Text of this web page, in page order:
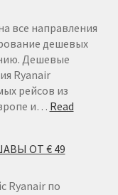
все направления
дешевых
Дешевые
Ryanair
рейсов из
и… Read
ОТ € 49
Ryanair по